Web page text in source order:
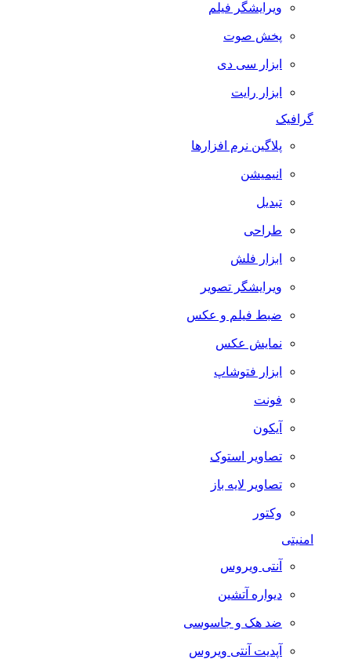
ویرایشگر فیلم
پخش صوت
ابزار سی دی
ابزار رایت
گرافیک
پلاگین نرم افزارها
انیمیشن
تبدیل
طراحی
ابزار فلش
ویرایشگر تصویر
ضبط فيلم و عكس
نمایش عکس
ابزار فتوشاپ
فونت
آیکون
تصاویر استوک
تصاویر لایه باز
وکتور
امنیتی
آنتی ویروس
دیواره آتشین
ضد هک و جاسوسی
آپدیت آنتی ویروس